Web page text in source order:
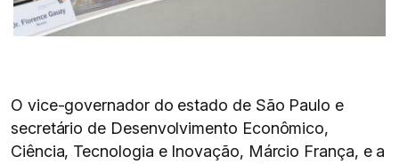
O vice-governador do estado de São Paulo e
secretário de Desenvolvimento Econômico,
Ciência, Tecnologia e Inovação, Márcio França, e a